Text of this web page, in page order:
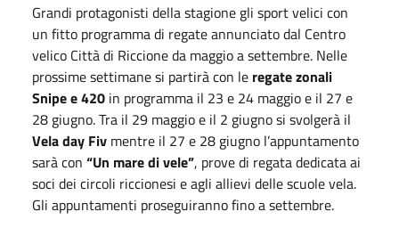
Grandi protagonisti della stagione gli sport velici con
un fitto programma di regate annunciato dal Centro
velico Città di Riccione da maggio a settembre. Nelle
prossime settimane si partirà con le regate zonali
Snipe e 420 in programma il 23 e 24 maggioe il 27 e
28 giugno. Tra il 29 maggioe il 2 giugnosi svolgerà il
Vela day Fiv mentre il 27 e 28 giugno l’appuntamento
sarà con “Un mare di vele”, prove di regata dedicata ai
soci dei circoli riccionesi e agli allievi delle scuole vela.
Gli appuntamenti proseguiranno fino a settembre.